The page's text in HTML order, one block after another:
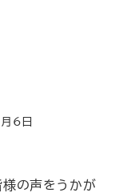
6日
の声をうかが